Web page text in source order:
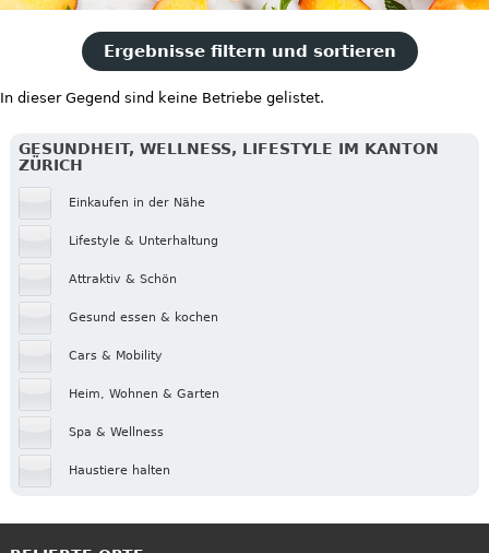
Ergebnisse filtern und sortieren
In dieser Gegend sind keine Betriebe gelistet.
GESUNDHEIT, WELLNESS, LIFESTYLE IM KANTON
ZÜRICH
Einkaufen in der Nähe
Lifestyle & Unterhaltung
Attraktiv & Schön
Gesund essen & kochen
Cars & Mobility
Heim, Wohnen & Garten
Spa & Wellness
Haustiere halten